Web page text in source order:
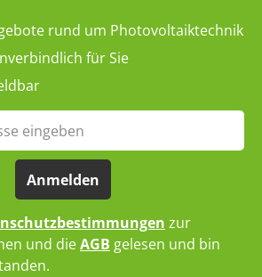
rund um Photovoltaiktechnik
für Sie
Anmelden
zur
und dieAGB gelesen und bin